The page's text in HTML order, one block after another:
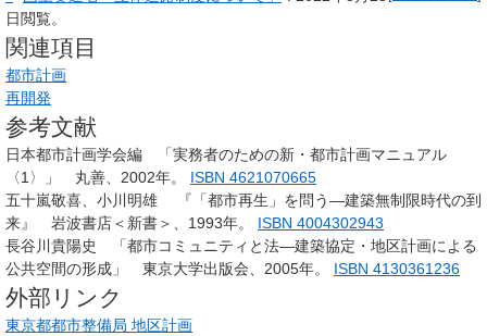
日閲覧。
関連項目
都市計画
再開発
参考文献
日本都市計画学会編 「実務者のための新・都市計画マニュアル
〈1〉」 丸善、2002年。 ISBN 4621070665
五十嵐敬喜、小川明雄 『「都市再生」を問う—建築無制限時代の到
来』 岩波書店＜新書＞、1993年。 ISBN 4004302943
長谷川貴陽史 「都市コミュニティと法—建築協定・地区計画による
公共空間の形成」 東京大学出版会、2005年。 ISBN 4130361236
外部リンク
東京都都市整備局 地区計画